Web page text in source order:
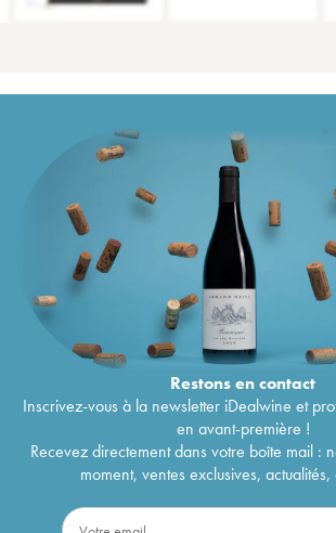
Restons encontact
Inscrivez-vous à la newsletter iDealwine et
en avant-première !
Recevez directement dans votre boîte mail :
moment, ventes exclusives,